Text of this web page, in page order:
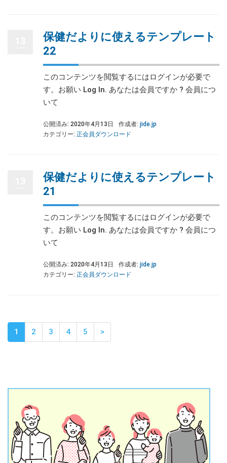
保健だよりに使えるテンプレート
22
このコンテンツを閲覧するにはログインが必要で
す。お願い Log In. あなたは会員ですか ? 会員につ
いて
公開済み: 2020年4月13日 作成者: jide.jp
カテゴリー: 正会員ダウンロード
保健だよりに使えるテンプレート
21
このコンテンツを閲覧するにはログインが必要で
す。お願い Log In. あなたは会員ですか ? 会員につ
いて
公開済み: 2020年4月13日 作成者: jide.jp
カテゴリー: 正会員ダウンロード
1 2 3 4 5 >